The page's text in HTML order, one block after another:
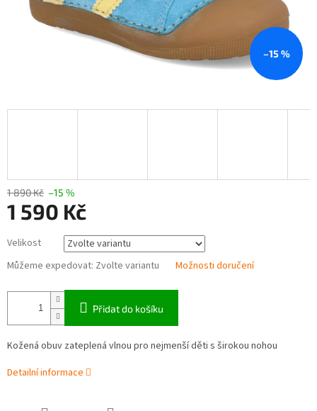
–15 %
1 890 Kč –15 %
1 590 Kč
cena:
Velikost
Můžeme expedovat: Zvolte variantu Možnosti doručení
Přidat do košíku
Kožená obuv zateplená vlnou pro nejmenší děti s širokou nohou
Detailní informace